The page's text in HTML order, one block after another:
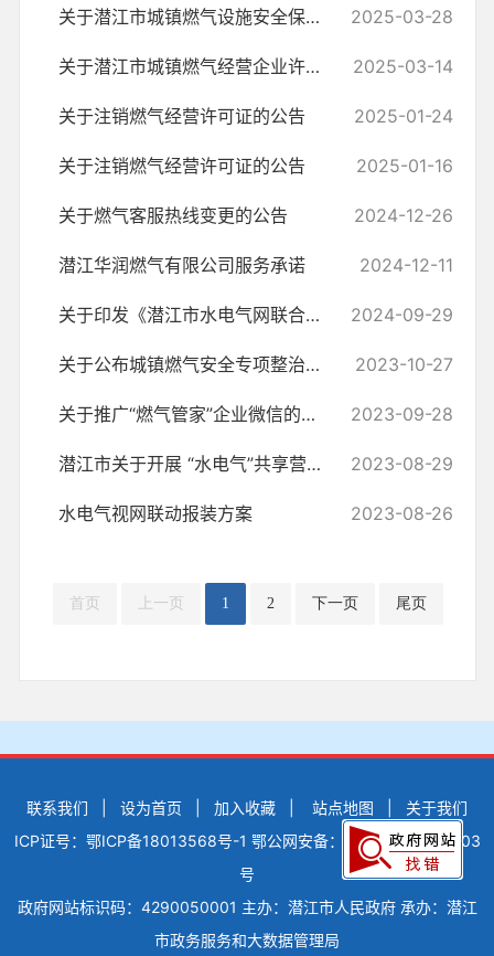
关于潜江市城镇燃气设施安全保护范围的说明 2025-03-28
关于潜江市城镇燃气经营企业许可证的公告 2025-03-14
关于注销燃气经营许可证的公告 2025-01-24
关于注销燃气经营许可证的公告 2025-01-16
关于燃气客服热线变更的公告 2024-12-26
潜江华润燃气有限公司服务承诺 2024-12-11
关于印发《潜江市水电气网联合报装 “一件事”工作实施方案》的通知 2024-09-29
关于公布城镇燃气安全专项整治举报方式的通告 2023-10-27
关于推广“燃气管家”企业微信的通知 2023-09-28
潜江市关于开展 “水电气”共享营业厅 创建工作的实施方案 2023-08-29
水电气视网联动报装方案 2023-08-26
首页 上一页 1 2 下一页 尾页
联系我们 设为首页 加入收藏 站点地图
关于我们
ICP证号：鄂ICP备18013568号-1 鄂公网安备：42900502000503
号
政府网站标识码：4290050001 主办：潜江市人民政府 承办：潜江
市政务服务和大数据管理局